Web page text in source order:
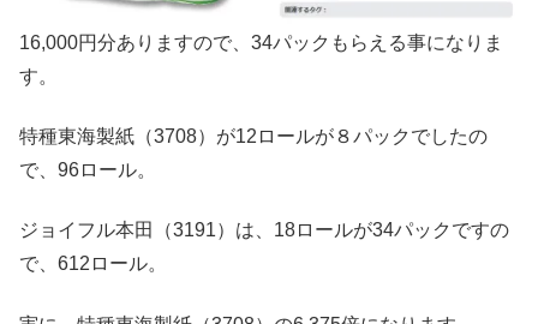
16,000円分ありますので、34パックもらえる事になりま
す。
特種東海製紙（3708）が12ロールが８パックでしたの
で、96ロール。
ジョイフル本田（3191）は、18ロールが34パックですの
で、612ロール。